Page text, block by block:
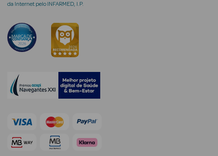
Ver Tudo
Cosmética
Rosto
Hidratantes
Séruns Faciais
Creme de Olhos
envelhecimento
da Internet pelo INFARMED, I.P.